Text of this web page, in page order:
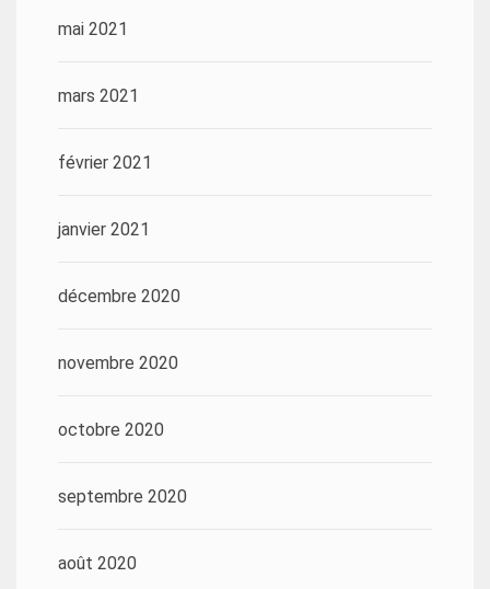
mai 2021
mars 2021
février 2021
janvier 2021
décembre 2020
novembre 2020
octobre 2020
septembre 2020
août 2020